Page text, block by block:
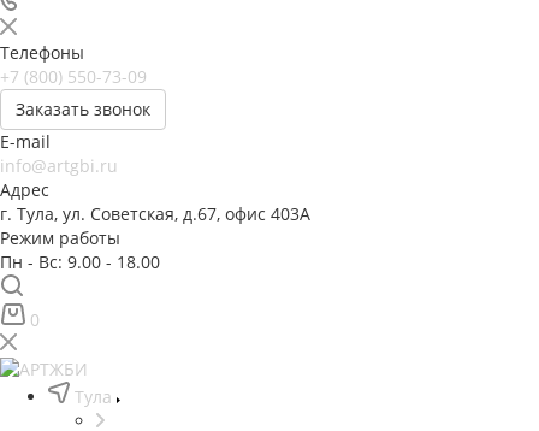
Телефоны
+7 (800) 550-73-09
Заказать звонок
E-mail
info@artgbi.ru
Адрес
г. Тула, ул. Советская, д.67, офис 403А
Режим работы
Пн - Вс: 9.00 - 18.00
0
Тула